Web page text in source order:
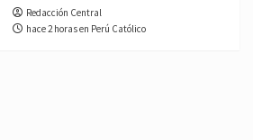
Redacción Central
hace 2 horas en Perú Católico